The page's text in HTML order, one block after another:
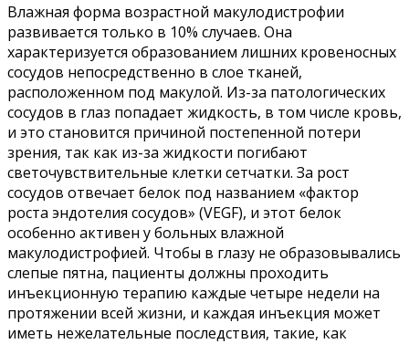
Влажная форма возрастной макулодистрофии
развивается только в 10% случаев. Она
характеризуется образованием лишних кровеносных
сосудов непосредственно в слое тканей,
расположенном под макулой. Из-за патологических
сосудов в глаз попадает жидкость, в том числе кровь,
и это становится причиной постепенной потери
зрения, так как из-за жидкости погибают
светочувствительные клетки сетчатки. За рост
сосудов отвечает белок под названием «фактор
роста эндотелия сосудов» (VEGF), и этот белок
особенно активен у больных влажной
макулодистрофией. Чтобы в глазу не образовывались
слепые пятна, пациенты должны проходить
инъекционную терапию каждые четыре недели на
протяжении всей жизни, и каждая инъекция может
иметь нежелательные последствия, такие, как